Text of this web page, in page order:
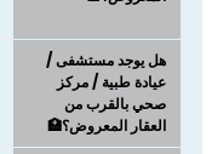
هل يوجد مستشفى /
عيادة طبية / مركز
صحي بالقرب من
العقار المعروض؟🏥